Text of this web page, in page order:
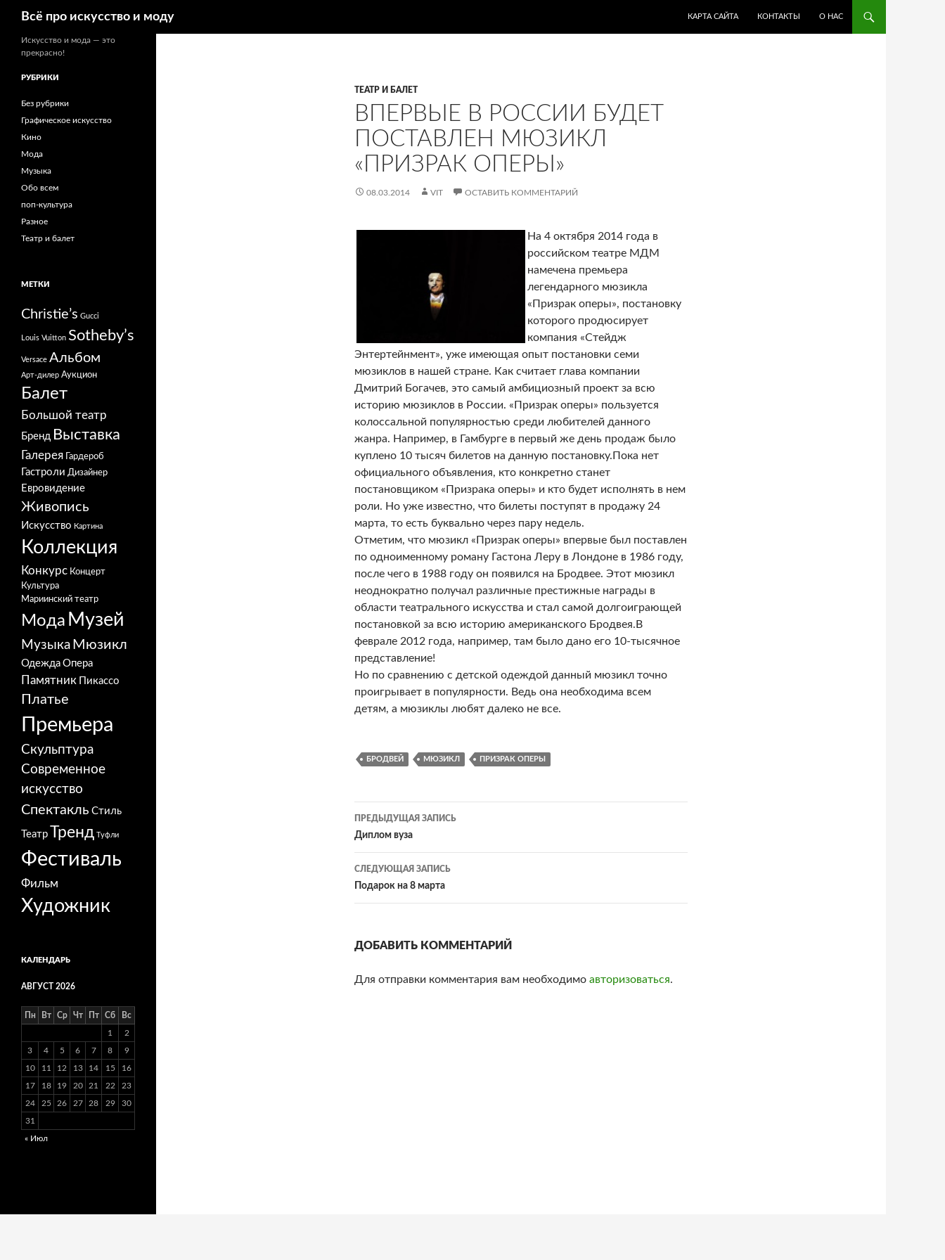
Всё про искусство и моду
КАРТА САЙТА
КОНТАКТЫ О НАС
ТЕАТР И БАЛЕТ
ВПЕРВЫЕ В РОССИИ БУДЕТ
ПОСТАВЛЕН МЮЗИКЛ
«ПРИЗРАК ОПЕРЫ»
08.03.2014 VIT ОСТАВИТЬ КОММЕНТАРИЙ
На 4 октября 2014 года в
российском театре МДМ
намечена премьера
легендарного мюзикла
«Призрак оперы», постановку
которого продюсирует
компания «Стейдж
Энтертейнмент», уже имеющая опыт постановки семи
мюзиклов в нашей стране. Как считает глава компании
Дмитрий Богачев, это самый амбициозный проект за всю
историю мюзиклов в России. «Призрак оперы» пользуется
колоссальной популярностью среди любителей данного
жанра. Например, в Гамбурге в первый же день продаж было
куплено 10 тысяч билетов на данную постановку. Пока нет
официального объявления, кто конкретно станет
постановщиком «Призрака оперы» и кто будет исполнять в нем
роли. Но уже известно, что билеты поступят в продажу 24
марта, то есть буквально через пару недель.
Отметим, что мюзикл «Призрак оперы» впервые был поставлен
по одноименному роману Гастона Леру в Лондоне в 1986 году,
после чего в 1988 году он появился на Бродвее. Этот мюзикл
неоднократно получал различные престижные награды в
области театрального искусства и стал самой долгоиграющей
постановкой за всю историю американского Бродвея.В
феврале 2012 года, например, там было дано его 10-тысячное
представление!
Но по сравнению с детской одеждой данный мюзикл точно
проигрывает в популярности. Ведь она необходима всем
детям, а мюзиклы любят далеко не все.
БРОДВЕЙ МЮЗИКЛ ПРИЗРАК ОПЕРЫ
Навигация
по
записям
ПРЕДЫДУЩАЯ ЗАПИСЬ
Диплом вуза
СЛЕДУЮЩАЯ ЗАПИСЬ
Подарок на 8 марта
ДОБАВИТЬ КОММЕНТАРИЙ
Для отправки комментария вам необходимо авторизоваться.
Искусство и мода — это
прекрасно!
РУБРИКИ
Без рубрики
Графическое искусство
Кино
Мода
Музыка
Обо всем
поп-культура
Разное
Театр и балет
МЕТКИ
Christie’s Gucci
Louis Vuitton Sotheby’s
Versace Альбом
Арт-дилер Аукцион
Балет
Большой театр
Бренд Выставка
Галерея Гардероб
Гастроли Дизайнер
Евровидение
Живопись
Искусство Картина
Коллекция
Конкурс Концерт
Культура
Мариинский театр
Мода Музей
Музыка Мюзикл
Одежда Опера
Памятник Пикассо
Платье
Премьера
Скульптура
Современное
искусство
Спектакль Стиль
Театр Тренд Туфли
Фестиваль
Фильм
Художник
КАЛЕНДАРЬ
АВГУСТ 2026
Пн Вт Ср Чт Пт Сб Вс
1 2
3 4 5 6 7 8 9
10 11 12 13 14 15 16
17 18 19 20 21 22 23
24 25 26 27 28 29 30
31
« Июл